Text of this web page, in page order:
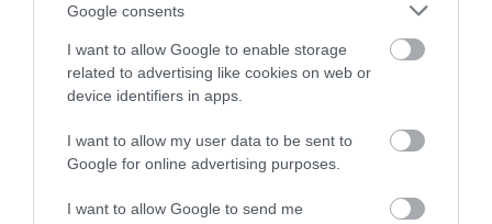
Google consents
I want to allow Google to enable storage
related to advertising like cookies on web or
device identifiers in apps.
I want to allow my user data to be sent to
Google for online advertising purposes.
I want to allow Google to send me
CSALÁDOKAT – HÁROM NAPON ÁT ING...
MAGYAR PÉTER: KIÍRJÁK AZ ELSŐ
2026. augusztus 06 Mindenki ügye